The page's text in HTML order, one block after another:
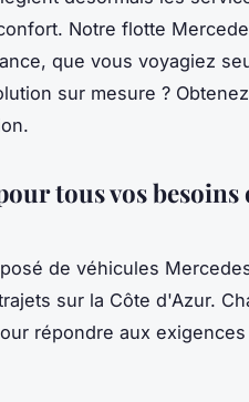
Notre flotte
que vous voyagiez
sur mesure ? Obtenez
tous vos besoins
de véhicules
sur la Côte d'Azur.
répondre aux